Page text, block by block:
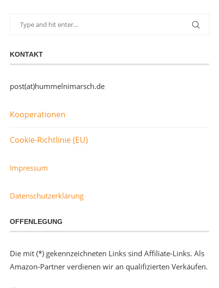
KONTAKT
post(at)hummelnimarsch.de
Kooperationen
Cookie-Richtlinie (EU)
Impressum
Datenschutzerklärung
OFFENLEGUNG
Die mit (*) gekennzeichneten Links sind Affiliate-Links. Als
Amazon-Partner verdienen wir an qualifizierten Verkäufen.